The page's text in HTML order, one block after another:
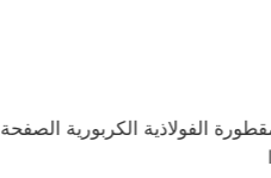
الفولاذية الكربورية الصفحة